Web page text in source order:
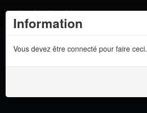
Information
Vous devez être connecté pour faire ceci.
Atelier 801
Dev Tracker
Langue